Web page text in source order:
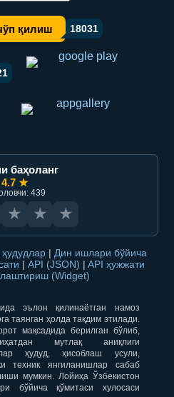
қилиш 18031
ulashish
orqali ulashish
баҳоланг
4.7 ★
439
★ ★ ★
| Дин ишлари бўйича
| API (JSON) | API ҳужжати
(Widget)
эълон қилинаётган намоз
таянган ҳолда тақдим этилади.
мақсадида берилган бўлиб,
мутлақ аниқлиги
ҳудуд, ҳисоблаш усули,
техник янгиланишлар сабаб
мумкин. Лойиҳа Ўзбекистон
бўйича қўмитаси хулосаси